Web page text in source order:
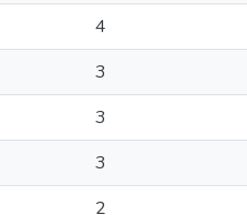
4
3
3
3
2